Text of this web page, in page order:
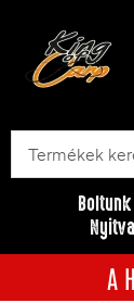
A